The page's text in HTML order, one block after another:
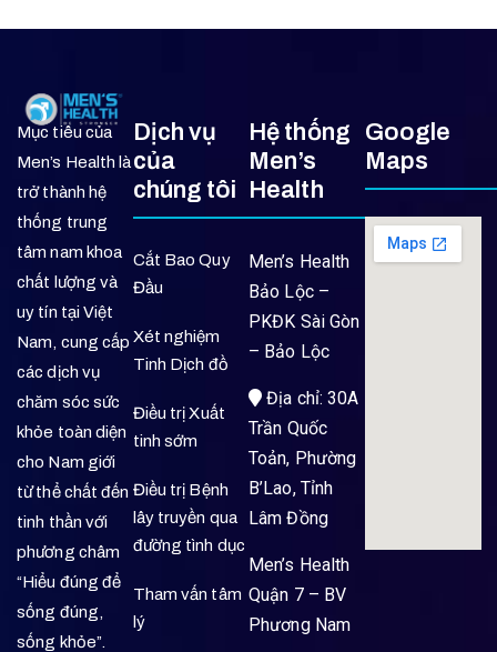
Mục tiêu của
Men’s Health là
trở thành hệ
thống trung
tâm nam khoa
chất lượng và
uy tín tại Việt
Nam, cung cấp
các dịch vụ
chăm sóc sức
khỏe toàn diện
cho Nam giới
từ thể chất đến
tinh thần với
phương châm
“Hiểu đúng để
sống đúng,
sống khỏe”.
Dịch vụ
của
chúng tôi
Cắt Bao Quy
Đầu
Xét nghiệm
Tinh Dịch đồ
Điều trị Xuất
tinh sớm
Điều trị Bệnh
lây truyền qua
đường tình dục
Tham vấn tâm
lý
Hệ thống
Men’s
Health
Men’s Health
Bảo Lộc –
PKĐK Sài Gòn
– Bảo Lộc
Địa chỉ: 30A
Trần Quốc
Toản, Phường
B’Lao, Tỉnh
Lâm Đồng
Men’s Health
Quận 7 – BV
Phương Nam
Google
Maps